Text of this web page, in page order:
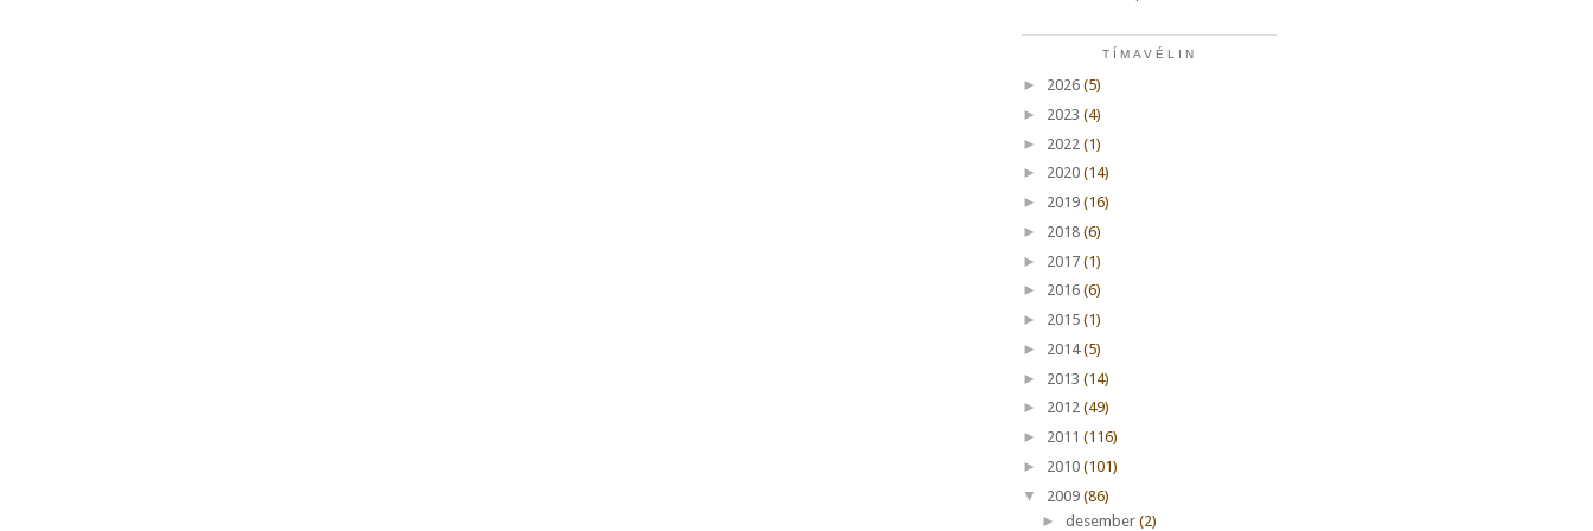
TÍMAVÉLIN
► 2026 (5)
► 2023 (4)
► 2022 (1)
► 2020 (14)
► 2019 (16)
► 2018 (6)
► 2017 (1)
► 2016 (6)
► 2015 (1)
► 2014 (5)
► 2013 (14)
► 2012 (49)
► 2011 (116)
► 2010 (101)
▼
2009 (86)
► desember (2)